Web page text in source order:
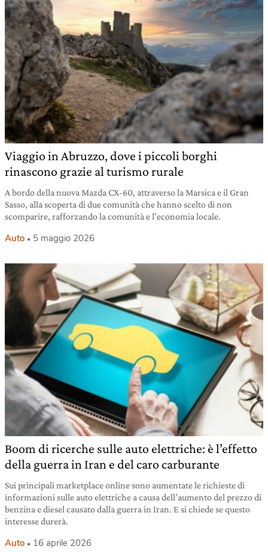
Viaggio in Abruzzo, dove i piccoli borghi
rinascono grazie al turismo rurale
A bordo della nuova Mazda CX-60, attraverso la Marsica e il Gran
Sasso, alla scoperta di due comunità che hanno scelto di non
scomparire, rafforzando la comunità e l’economia locale.
Auto 5 maggio 2026
Boom di ricerche sulle auto elettriche: è l’effetto
della guerra in Iran e del caro carburante
Sui principali marketplace online sono aumentate le richieste di
informazioni sulle auto elettriche a causa dell’aumento del prezzo di
benzina e diesel causato dalla guerra in Iran. E si chiede se questo
interesse durerà.
Auto 16 aprile 2026